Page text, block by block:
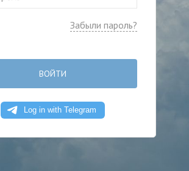
Забыли пароль?
ВОЙТИ